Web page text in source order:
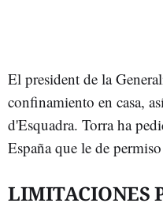
El president de la
confinamiento en casa,
d'Esquadra. Torra ha
España que le de
LIMITACIONES